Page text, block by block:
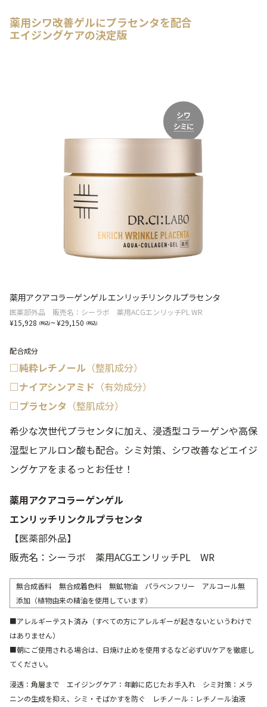
薬用シワ改善ゲルにプラセンタを配合
エイジングケアの決定版
薬用アクアコラーゲンゲル エンリッチリンクルプラセンタ
医薬部外品 販売名：シーラボ 薬用ACGエンリッチPL WR
15,928
~ 29,150
配合成分
□純粋レチノール （整肌成分）
□ナイアシンアミド （有効成分）
□プラセンタ （整肌成分）
希少な次世代プラセンタに加え、浸透型コラーゲンや高保
湿型ヒアルロン酸も配合。シミ対策、シワ改善などエイジ
ングケアをまるっとお任せ！
薬用アクアコラーゲンゲル
エンリッチリンクルプラセンタ
【医薬部外品】
販売名：シーラボ 薬用ACGエンリッチPL WR
無合成香料 無合成着色料 無鉱物油 パラベンフリー アルコール無
添加（植物由来の精油を使用しています）
■アレルギーテスト済み（すべての方にアレルギーが起きないというわけで
はありません）
■朝にご使用される場合は、日焼け止めを使用するなど必ずUVケアを徹底し
てください。
浸透：角層まで エイジングケア：年齢に応じたお手入れ シミ対策：メラ
ニンの生成を抑え、シミ・そばかすを防ぐ レチノール：レチノール油液